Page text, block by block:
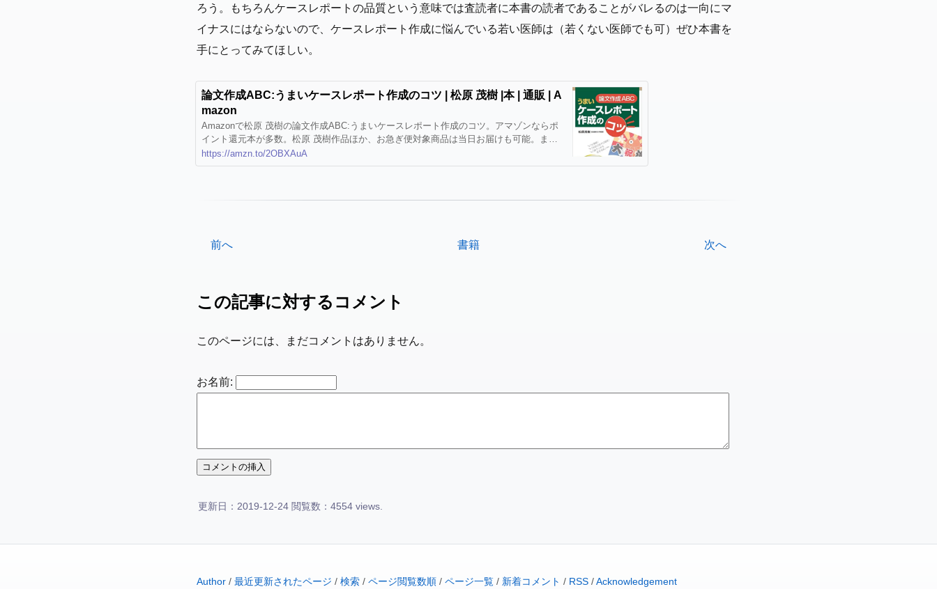
ろう。もちろんケースレポートの品質という意味では査読者に本書の読者であることがバレるのは一向にマ
イナスにはならないので、ケースレポート作成に悩んでいる若い医師は（若くない医師でも可）ぜひ本書を
手にとってみてほしい。
論文作成ABC:うまいケースレポート作成のコツ | 松原 茂樹 |本 | 通販 | A
mazon
Amazonで松原 茂樹の論文作成ABC:うまいケースレポート作成のコツ。アマゾンならポ
イント還元本が多数。松原 茂樹作品ほか、お急ぎ便対象商品は当日お届けも可能。また
論文作成ABC:うまいケースレポート作成のコツもアマゾン配送商品なら通常配送無料。
https://amzn.to/2OBXAuA
前へ 次へ
書籍
この記事に対するコメント
このページには、まだコメントはありません。
お名前:
更新日：2019-12-24 閲覧数：4554 views.
Author / 最近更新されたページ / 検索 / ページ閲覧数順 / ページ一覧 / 新着コメント / RSS / Acknowledgement